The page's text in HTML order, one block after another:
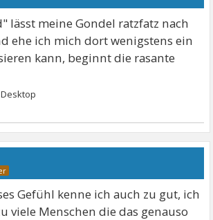
lässt meine Gondel ratzfatz nach
ehe ich mich dort wenigstens ein
kann, beginnt die rasante
Gefühl kenne ich auch zu gut, ich
viele Menschen die das genauso